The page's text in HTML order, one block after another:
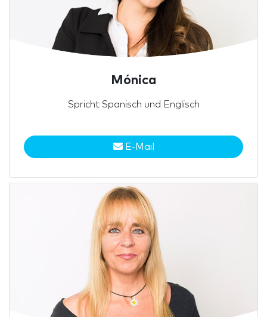
Mónica
Spricht Spanisch und Englisch
E-Mail